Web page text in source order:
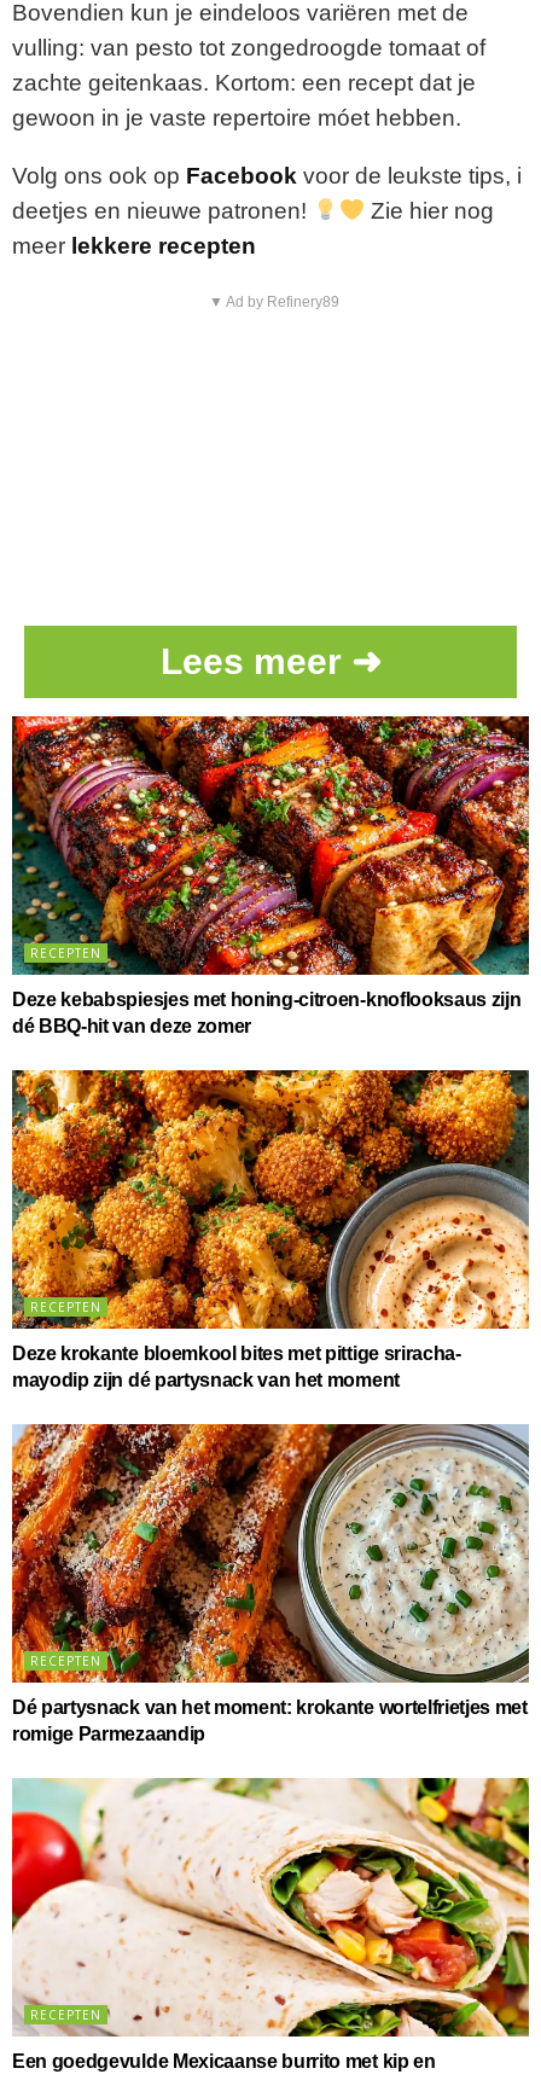
Bovendien kun je eindeloos variëren met de
vulling: van pesto tot zongedroogde tomaat of
zachte geitenkaas. Kortom: een recept dat je
gewoon in je vaste repertoire móet hebben.
Volg ons ook op Facebook voor de leukste tips, i
deetjes en nieuwe patronen!
Zie hier nog
meer lekkere recepten
▼ Ad by Refinery89
Lees meer ➜
RECEPTEN
Deze kebabspiesjes met honing-citroen-knoflooksaus zijn
dé BBQ-hit van deze zomer
RECEPTEN
Deze krokante bloemkool bites met pittige sriracha-
mayodip zijn dé partysnack van het moment
RECEPTEN
Dé partysnack van het moment: krokante wortelfrietjes met
romige Parmezaandip
RECEPTEN
Een goedgevulde Mexicaanse burrito met kip en